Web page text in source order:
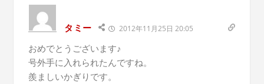
タミー 2012年11月25日 20:05
おめでとうございます♪
号外手に入れられたんですね。
羨ましいかぎりです。